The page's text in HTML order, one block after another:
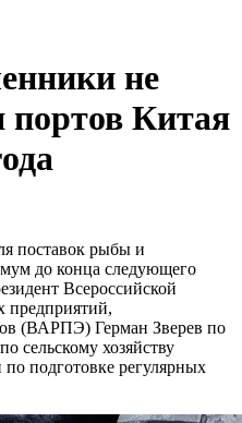
не
Китая
поставок рыбы и
до конца следующего
Всероссийской
предприятий,
(ВАРПЭ) Герман Зверев по
сельскому хозяйству
подготовке регулярных